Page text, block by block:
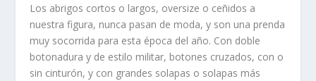
Los abrigos cortos o largos, oversize o ceñidos a
nuestra figura, nunca pasan de moda, y son una prenda
muy socorrida para esta época del año. Con doble
botonadura y de estilo militar, botones cruzados, con o
sin cinturón, y con grandes solapas o solapas más